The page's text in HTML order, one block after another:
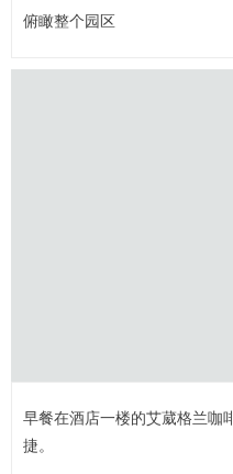
俯瞰整个园区
早餐在酒店一楼的艾葳格兰咖
捷。